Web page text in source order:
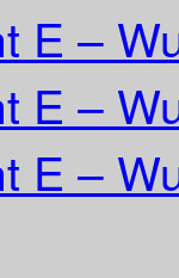
E –
E –
E –